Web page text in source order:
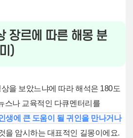
장르에 따른 해몽 분
)
을 보았느냐에 따라 해석은 180도
스나 교육적인 다큐멘터리를
생에 큰 도움이 될 귀인을 만나거나
을 암시하는 대표적인 길몽이에요.